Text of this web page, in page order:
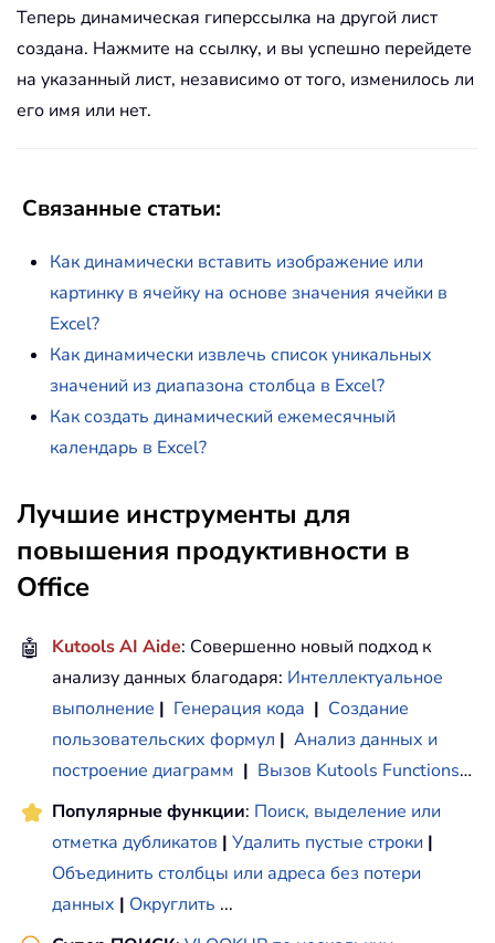
Теперь динамическая гиперссылка на другой лист
создана. Нажмите на ссылку, и вы успешно перейдете
на указанный лист, независимо от того, изменилось ли
его имя или нет.
Связанные статьи:
Как динамически вставить изображение или
картинку в ячейку на основе значения ячейки в
Excel?
Как динамически извлечь список уникальных
значений из диапазона столбца в Excel?
Как создать динамический ежемесячный
календарь в Excel?
Лучшие инструменты для
повышения продуктивности в
Office
🤖 Kutools AI Aide: Совершенно новый подход к
анализу данных благодаря: Интеллектуальное
выполнение | Генерация кода | Создание
пользовательских формул | Анализ данных и
построение диаграмм | Вызов Kutools Functions…
Популярные функции: Поиск, выделение или
отметка дубликатов | Удалить пустые строки |
Объединить столбцы или адреса без потери
данных | Округлить ...